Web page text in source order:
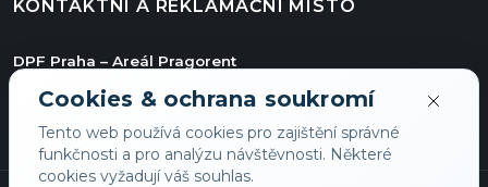
KONTAKTNÍ A REKLAMAČNÍ MÍSTO
DPF Praha – Areál Pragorent
Jiřího ze Vtelna 1731/11
193 00 Praha
Cookies & ochrana soukromí
Tento web používá cookies pro zajištění správné
funkčnosti a pro analýzu návštěvnosti. Některé
cookies vyžadují váš souhlas.